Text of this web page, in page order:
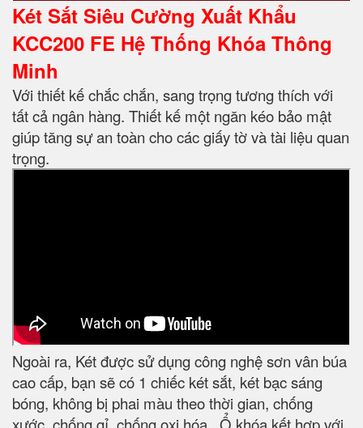
Két Sắt Siêu Cường Xuất Khẩu
KCC200 FE Hệ Thống Khóa Thông
Minh
Với thiết kế chắc chắn, sang trọng tương thích với
tất cả ngân hàng. Thiết kế một ngăn kéo bảo mật
giúp tăng sự an toàn cho các giấy tờ và tài liệu quan
trọng.
Ngoài ra, Két được sử dụng công nghệ sơn vân búa
cao cấp, bạn sẽ có 1 chiếc két sắt, két bạc sáng
bóng, không bị phai màu theo thời gian, chống
xước, chống gỉ, chống oxi hóa. Ổ khóa kết hợp với